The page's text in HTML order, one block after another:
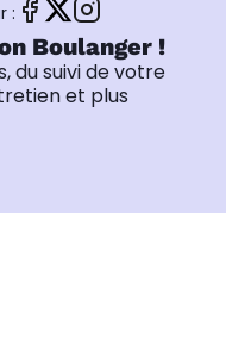
:
Boulanger !
du suivi de votre
et plus